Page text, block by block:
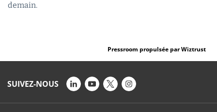
demain.
Pressroom propulsée par Wiztrust
SUIVEZ-NOUS